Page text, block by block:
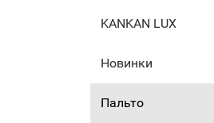
KANKAN LUX
Новинки
Пальто